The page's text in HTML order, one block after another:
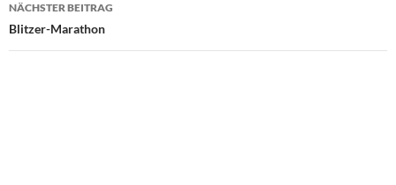
NÄCHSTER BEITRAG
Blitzer-Marathon